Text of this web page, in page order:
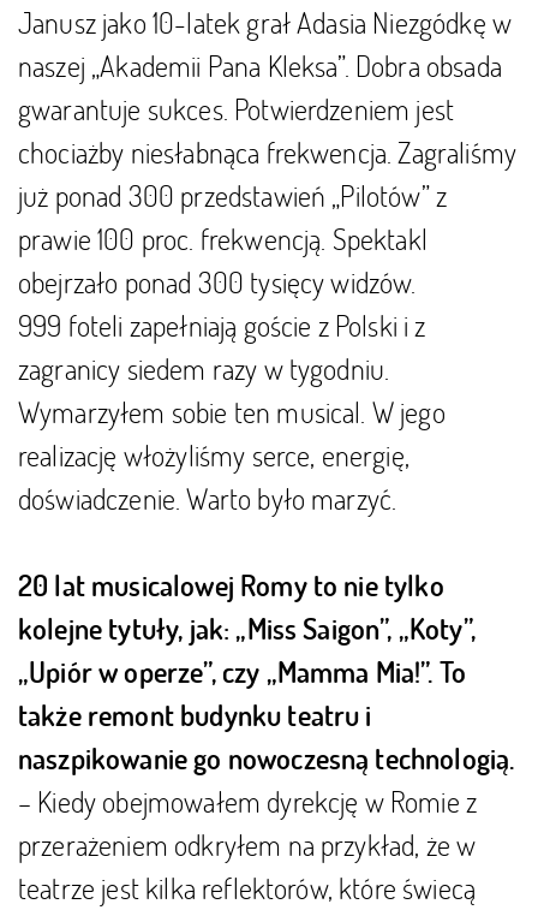
Janusz jako 10-latek grał Adasia Niezgódkę w
naszej „Akademii Pana Kleksa”. Dobra obsada
gwarantuje sukces. Potwierdzeniem jest
chociażby niesłabnąca frekwencja. Zagraliśmy
już ponad 300 przedstawień „Pilotów” z
prawie 100 proc. frekwencją. Spektakl
obejrzało ponad 300 tysięcy widzów.
999 foteli zapełniają goście z Polski i z
zagranicy siedem razy w tygodniu.
Wymarzyłem sobie ten musical. W jego
realizację włożyliśmy serce, energię,
doświadczenie. Warto było marzyć.
20 lat musicalowej Romy to nie tylko
kolejne tytuły, jak: „Miss Saigon”, „Koty”,
„Upiór w operze”, czy „Mamma Mia!”. To
także remont budynku teatru i
naszpikowanie go nowoczesną technologią.
– Kiedy obejmowałem dyrekcję w Romie z
przerażeniem odkryłem na przykład, że w
teatrze jest kilka reflektorów, które świecą